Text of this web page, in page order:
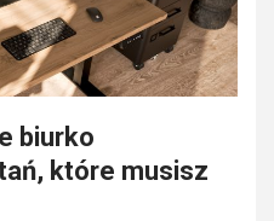
biurko
które musisz